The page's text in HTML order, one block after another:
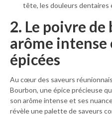
tête, les douleurs dentaires
2. Le poivre de
arôme intense
épicées
Au cœur des saveurs
Bourbon, une épice précieuse
son arôme intense et ses
révèle une palette de saveurs